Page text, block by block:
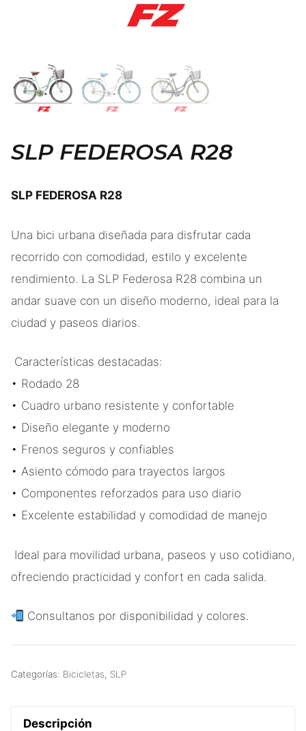
SLP FEDEROSA R28
SLP FEDEROSA R28
Una bici urbana diseñada para disfrutar cada
recorrido con comodidad, estilo y excelente
rendimiento. La SLP Federosa R28 combina un
andar suave con un diseño moderno, ideal para la
ciudad y paseos diarios.
Características destacadas:
• Rodado 28
• Cuadro urbano resistente y confortable
• Diseño elegante y moderno
• Frenos seguros y confiables
• Asiento cómodo para trayectos largos
• Componentes reforzados para uso diario
• Excelente estabilidad y comodidad de manejo
Ideal para movilidad urbana, paseos y uso cotidiano,
ofreciendo practicidad y confort en cada salida.
Consultanos por disponibilidad y colores.
Categorías: Bicicletas, SLP
Descripción